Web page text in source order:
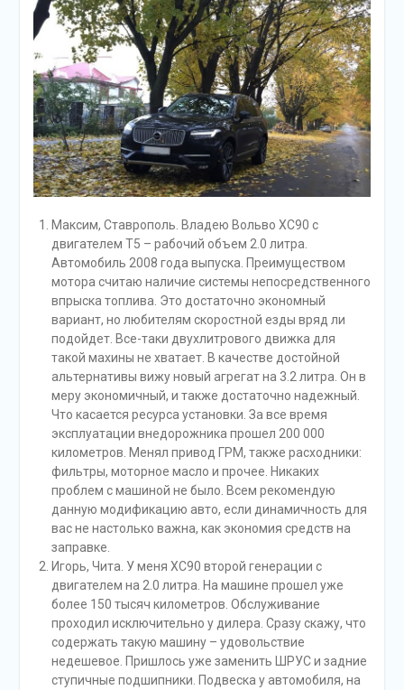
Максим, Ставрополь. Владею Вольво ХС90 с
двигателем Т5 – рабочий объем 2.0 литра.
Автомобиль 2008 года выпуска. Преимуществом
мотора считаю наличие системы непосредственного
впрыска топлива. Это достаточно экономный
вариант, но любителям скоростной езды вряд ли
подойдет. Все-таки двухлитрового движка для
такой махины не хватает. В качестве достойной
альтернативы вижу новый агрегат на 3.2 литра. Он в
меру экономичный, и также достаточно надежный.
Что касается ресурса установки. За все время
эксплуатации внедорожника прошел 200 000
километров. Менял привод ГРМ, также расходники:
фильтры, моторное масло и прочее. Никаких
проблем с машиной не было. Всем рекомендую
данную модификацию авто, если динамичность для
вас не настолько важна, как экономия средств на
заправке.
Игорь, Чита. У меня XC90 второй генерации с
двигателем на 2.0 литра. На машине прошел уже
более 150 тысяч километров. Обслуживание
проходил исключительно у дилера. Сразу скажу, что
содержать такую машину – удовольствие
недешевое. Пришлось уже заменить ШРУС и задние
ступичные подшипники. Подвеска у автомобиля, на